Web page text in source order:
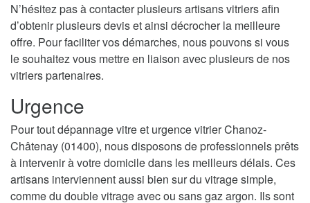
N’hésitez pas à contacter plusieurs artisans vitriers afin
d’obtenir plusieurs devis et ainsi décrocher la meilleure
offre. Pour faciliter vos démarches, nous pouvons si vous
le souhaitez vous mettre en liaison avec plusieurs de nos
vitriers partenaires.
Urgence
Pour tout dépannage vitre et urgence vitrier Chanoz-
Châtenay (01400), nous disposons de professionnels prêts
à intervenir à votre domicile dans les meilleurs délais. Ces
artisans interviennent aussi bien sur du vitrage simple,
comme du double vitrage avec ou sans gaz argon. Ils sont